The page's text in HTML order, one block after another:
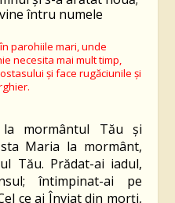
întru numele
parohiile mari, unde
necesita mai mult timp,
și face rugăciunile și
mormântul Tău şi
Maria la mormânt,
Tău. Prădat-ai iadul,
întimpinat-ai pe
ce ai Înviat din morţi,